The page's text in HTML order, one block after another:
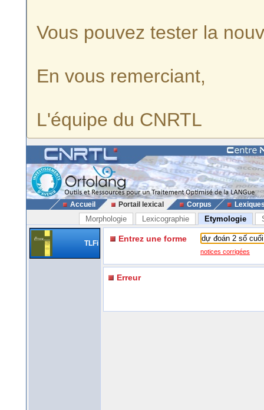
Vous pouvez tester la
En vous remerciant,
L'équipe du CNRTL
Accueil Portail lexical Corpus
Morphologie Lexicographie Etymologie
TLFi Entrez une forme
notices corrigées
Erreur